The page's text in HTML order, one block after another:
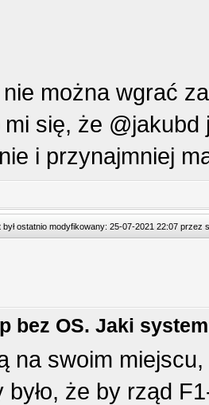
można wgrać
mi się, że
i przynajmniej
był ostatnio modyfikowany: 25-07-2021 22:07 przez
bez OS. Jaki
na swoim
było, że by rząd